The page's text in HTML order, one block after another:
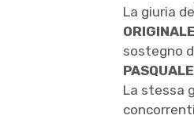
La giuria
ORIGINALE
sostegno
La stessa